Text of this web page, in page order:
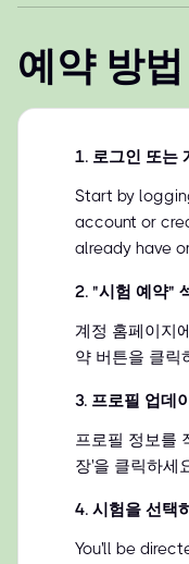
예약 방법
1. 로그인 또는
Start by
account or
already have
2. "시험 예약"
계정 홈페이지
약 버튼을 클릭
3. 프로필 업데
프로필 정보를
장'을 클릭하세
4. 시험을 선택
You'll be